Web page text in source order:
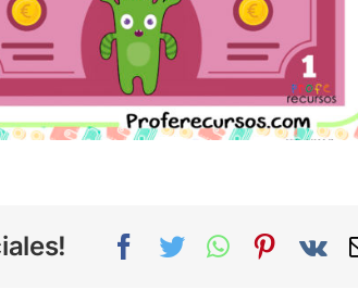
Facebook
TwitterWhatsAppVk